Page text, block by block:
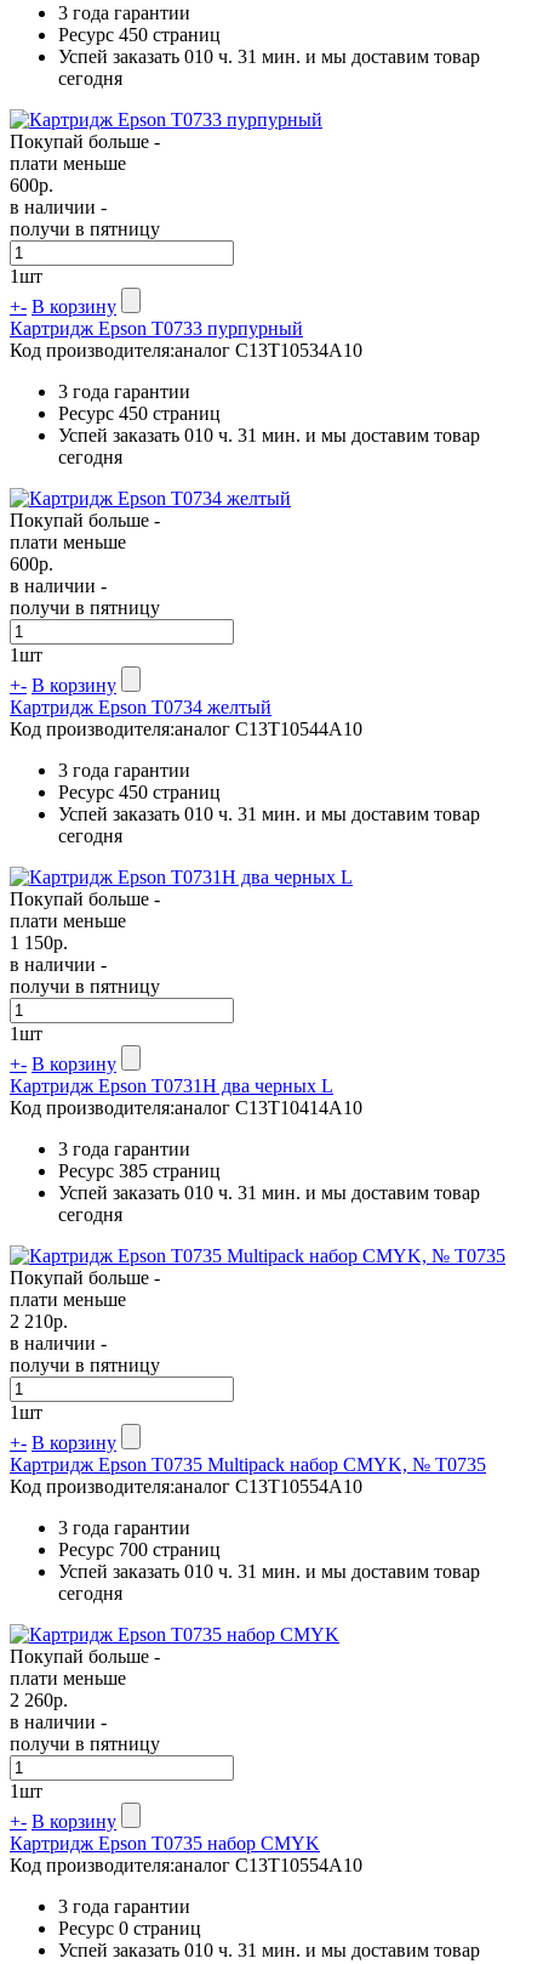
3 года гарантии
Ресурс 450 страниц
Успей заказать 010 ч. 31 мин. и мы доставим товар
сегодня
Покупай больше -
плати меньше
600р.
в наличии -
получи в пятницу
1шт
+- В корзину
Картридж Epson T0733 пурпурный
Код производителя:аналог C13T10534A10
3 года гарантии
Ресурс 450 страниц
Успей заказать 010 ч. 31 мин. и мы доставим товар
сегодня
Покупай больше -
плати меньше
600р.
в наличии -
получи в пятницу
1шт
+- В корзину
Картридж Epson T0734 желтый
Код производителя:аналог C13T10544A10
3 года гарантии
Ресурс 450 страниц
Успей заказать 010 ч. 31 мин. и мы доставим товар
сегодня
Покупай больше -
плати меньше
1 150р.
в наличии -
получи в пятницу
1шт
+- В корзину
Картридж Epson T0731H два черных L
Код производителя:аналог C13T10414A10
3 года гарантии
Ресурс 385 страниц
Успей заказать 010 ч. 31 мин. и мы доставим товар
сегодня
Покупай больше -
плати меньше
2 210р.
в наличии -
получи в пятницу
1шт
+- В корзину
Картридж Epson T0735 Multipack набор CMYK, № T0735
Код производителя:аналог C13T10554A10
3 года гарантии
Ресурс 700 страниц
Успей заказать 010 ч. 31 мин. и мы доставим товар
сегодня
Покупай больше -
плати меньше
2 260р.
в наличии -
получи в пятницу
1шт
+- В корзину
Картридж Epson T0735 набор CMYK
Код производителя:аналог C13T10554A10
3 года гарантии
Ресурс 0 страниц
Успей заказать 010 ч. 31 мин. и мы доставим товар